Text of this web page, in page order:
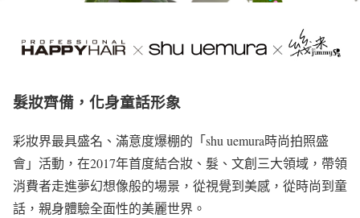
髮妝齊備，化身童話形象
彩妝界最具盛名、滿意度爆棚的「shu uemura時尚拍照盛
會」活動，在2017年首度結合妝、髮、文創三大領域，帶領
消費者走進夢幻想像般的場景，從視覺到美感，從時尚到童
話，親身體驗全面性的美麗世界。